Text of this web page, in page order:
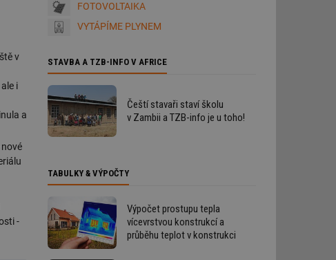
v
i
a
-
FOTOVOLTAIKA
VYTÁPÍME PLYNEM
STAVBA A TZB-INFO V AFRICE
Čeští stavaři staví školu
v Zambii a TZB-info je u toho!
TABULKY & VÝPOČTY
Výpočet prostupu tepla
vícevrstvou konstrukcí a
průběhu teplot v konstrukci